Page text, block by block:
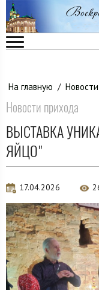
На главную /
Новости прихода
ВЫСТАВКА
ЯЙЦО"
17.04.2026